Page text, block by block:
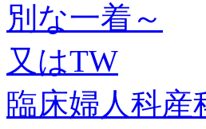
別な一着～
又はTW
臨床婦人科産